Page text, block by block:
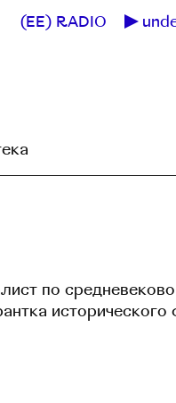
(EE) RADIO
по
исторического